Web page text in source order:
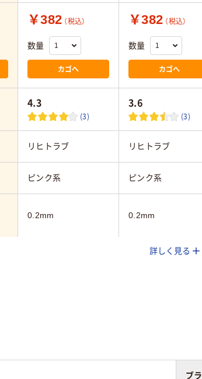
￥382 （税込）
数量
カゴへ
￥382 （税込）
数量
カゴへ
4.3
(3)
3.6
(3)
リヒトラブ リヒトラブ
ピンク系 ピンク系
0.2mm 0.2mm
コピー用紙30枚
詳しく見る
ブ